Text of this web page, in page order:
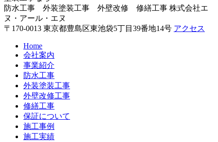
防水工事 外装塗装工事 外壁改修 修繕工事 株式会社エ
ヌ・アール・エヌ
〒170-0013 東京都豊島区東池袋5丁目39番地14号 アクセス
Home
会社案内
事業紹介
防水工事
外装塗装工事
外壁改修工事
修繕工事
保証について
施工事例
施工実績